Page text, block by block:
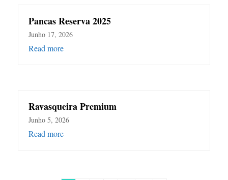
Pancas Reserva 2025
Junho 17, 2026
Read more
Ravasqueira Premium
Junho 5, 2026
Read more